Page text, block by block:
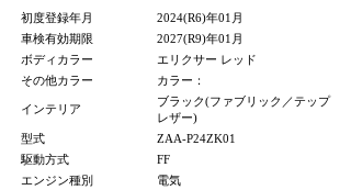
初度登録年月
2024(R6)年01月
車検有効期限
2027(R9)年01月
ボディカラー
エリクサー レッド
その他カラー
カラー：
インテリア
ブラック(ファブリック／テップ
レザー)
型式
ZAA-P24ZK01
駆動方式
FF
エンジン種別
電気